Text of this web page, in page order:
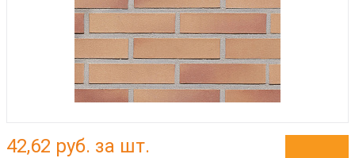
42,62 руб. за шт.